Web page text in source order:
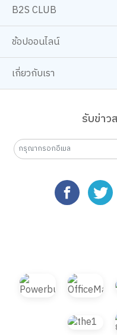
B2S CLUB
ช้อปออนไลน์
เกี่ยวกับเรา
รับข่าว